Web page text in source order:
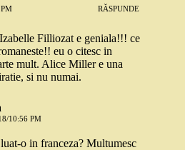
RĂSPUNDE
Filliozat e geniala!!! ce
eu o citesc in
mult. Alice Miller e una
si nu numai.
10:56 PM
o in franceza? Multumesc